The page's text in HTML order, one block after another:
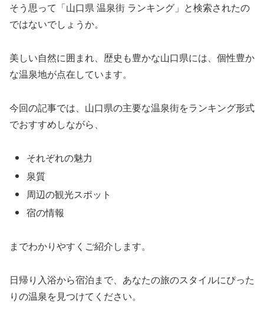
そう思って「山口県 温泉街 ランキング」と検索されたの
ではないでしょうか。
美しい自然に囲まれ、歴史も豊かな山口県には、個性豊か
な温泉地が点在しています。
今回の記事では、山口県の主要な温泉街をランキング形式
でおすすめしながら、
それぞれの魅力
泉質
周辺の観光スポット
宿の情報
までわかりやすくご紹介します。
日帰り入浴から宿泊まで、あなたの旅のスタイルにぴった
りの温泉を見つけてください。